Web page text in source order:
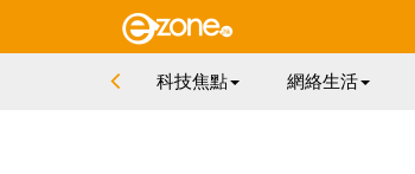
科技焦點 網絡生活